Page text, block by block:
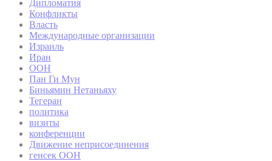
Дипломатия
Конфликты
Власть
Международные организации
Израиль
Иран
ООН
Пан Ги Мун
Биньямин Нетаньяху
Тегеран
политика
визиты
конференции
Движение неприсоединения
генсек ООН